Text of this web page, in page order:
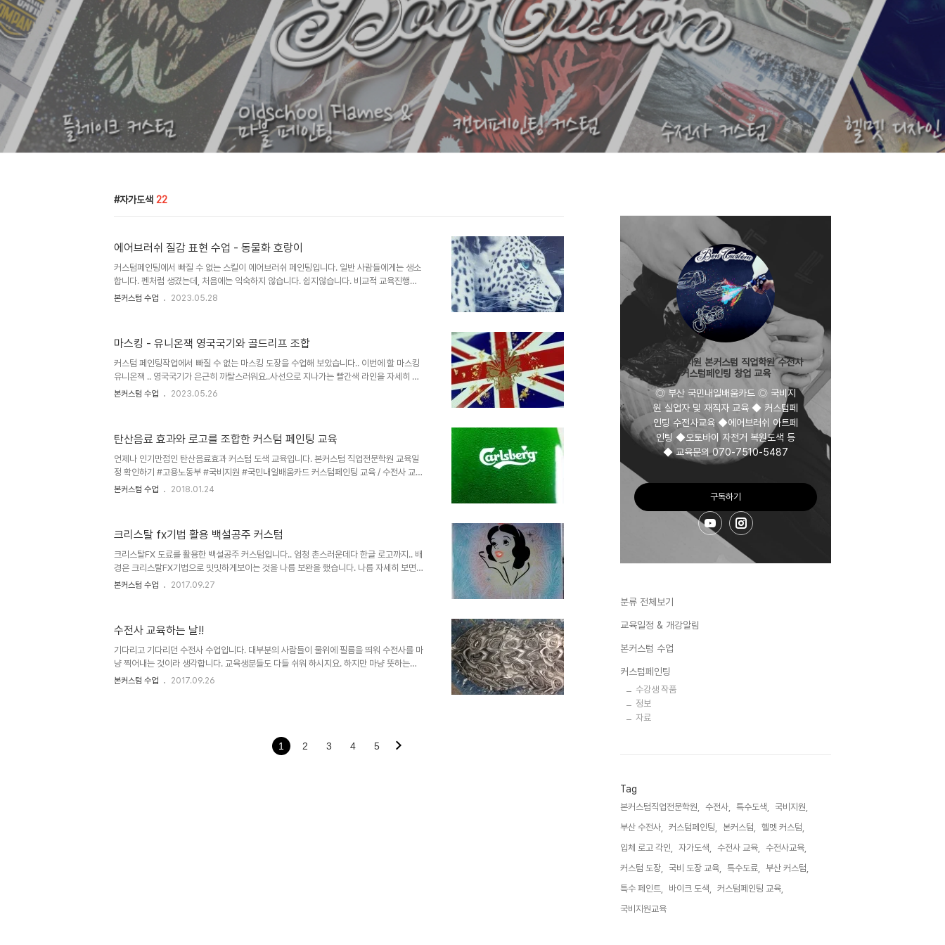
자가도색 22
에어브러쉬 질감 표현 수업 - 동물화 호랑이
커스텀페인팅에서 빠질 수 없는 스킬이 에어브러쉬 페인팅입니다. 일반 사람들에게는 생소
합니다. 펜처럼 생겼는데, 처음에는 익숙하지 않습니다. 쉽지않습니다. 비교적 교육진행의
초기에서 중기로 넘어갈 때 쯤 동물화를 그립니다. 보통 호랑이를 즐겨 그립니다. 한번씩 다
육문의◆ ☎ 070 - 7510 - 5487 주소: 부산 사상구 사상로 180, 5층 본커스텀직업전
문학원 부산지역 지하철 2호선 사상역 2번 출구 - 도보 1분이내 김해공항방면 부산김해 경
전철이..
본커스텀 수업 2023.05.28
마스킹 - 유니온잭 영국국기와 골드리프 조합
커스텀 페인팅작업에서 빠질 수 없는 마스킹 도장을 수업해 보았습니다.. 이번에 할 마스킹
유니온잭 .. 영국국기가 은근히 까탈스러워요..사선으로 지나가는 빨간색 라인을 자세히 보
시면 조금씩 달라서 많이들 헷깔려하십니다.. 그리고 다했다고 생각했는데 마스킹을 잘 못
수강 및 교육문의◆ ☎ 070 - 7510 - 5487 주소: 부산 사상구 사상로 180, 5층 본커스
텀직업전문학원 부산지역 지하철 2호선 사상역 2번 출구 - 도보 1분이내 김해공항방면 ..
본커스텀 수업 2023.05.26
탄산음료 효과와 로고를 조합한 커스텀 페인팅 교육
언제나 인기만점인 탄산음료효과 커스텀 도색 교육입니다. 본커스텀 직업전문학원 교육일
정 확인하기 #고용노동부 #국비지원 #국민내일배움카드 커스텀페인팅 교육 / 수전사 교육
/ 에어브러쉬 페인팅교육 자동차 도색 / 바이크도색 / 금속특수도장 본커스텀 직업전문학원
레일(하루 6회 통근열차) 이용 사상역 (기차역) 하차 - 도보 5분이내 기타 시외지역 - 사상
시외버스터미널 - 도보 5분이내
본커스텀 수업 2018.01.24
크리스탈 fx기법 활용 백설공주 커스텀
크리스탈FX 도료를 활용한 백설공주 커스텀입니다.. 엄청 촌스러운데다 한글 로고까지.. 배
경은 크리스탈FX기법으로 밋밋하게보이는 것을 나름 보완을 했습니다. 나름 자세히 보면
그리 쉽지않게 작업했음을 알 수 있답니다. 다들 수고많으셨어요.. 본커스텀 직업 전문 학원
본커스텀 수업 2017.09.27
수전사 교육하는 날!!
기다리고 기다리던 수전사 수업입니다. 대부분의 사람들이 물위에 필름을 띄워 수전사를 마
냥 찍어내는 것이라 생각합니다. 교육생분들도 다들 쉬워 하시지요. 하지만 마냥 뜻하는대
로 고품질이 나와 주지도 않는게 수전사입니다. 잘 찍어 주셨는데요..활성제가 많이 도포되
bsboncustom 본커스텀 직업전문학원 네이버카페방문하기 http://cafe.naver..
본커스텀 수업 2017.09.26
1 2 3 4 5
부산 국비지원 본커스텀 직업학원 수전사
커스텀페인팅 창업 교육
◎ 부산 국민내일배움카드 ◎ 국비지
원 실업자 및 재직자 교육 ◆ 커스텀페
인팅 수전사교육 ◆에어브러쉬 아트페
인팅 ◆오토바이 자전거 복원도색 등
◆ 교육문의 070-7510-5487
구독하기
분류 전체보기
교육일정 & 개강알림
본커스텀 수업
커스텀페인팅
수강생 작품
정보
자료
Tag
본커스텀직업전문학원, 수전사, 특수도색,
국비지원,
부산 수전사,
커스텀페인팅, 본커스텀,
헬멧 커스텀,
입체 로고 각인,
자가도색, 수전사 교육,
수전사교육,
커스텀 도장,
국비 도장 교육, 특수도료,
부산 커스텀,
특수 페인트,
바이크 도색,
커스텀페인팅 교육,
국비지원교육,